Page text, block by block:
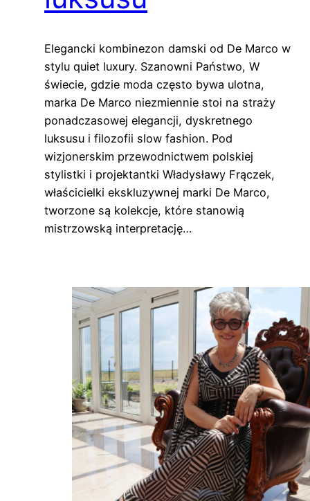
Elegancki kombinezon damski od De Marco w
stylu quiet luxury. Szanowni Państwo, W
świecie, gdzie moda często bywa ulotna,
marka De Marco niezmiennie stoi na straży
ponadczasowej elegancji, dyskretnego
luksusu i filozofii slow fashion. Pod
wizjonerskim przewodnictwem polskiej
stylistki i projektantki Władysławy Frączek,
właścicielki ekskluzywnej marki De Marco,
tworzone są kolekcje, które stanowią
mistrzowską interpretację…